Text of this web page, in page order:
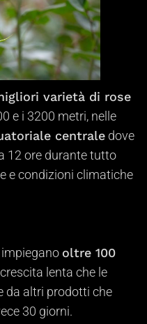
varietà di rose
e i 3200 metri, nelle
centrale dove
12 ore durante tutto
econdizioni climatiche
oltre 100
lenta che le
da altri prodotti che
30 giorni.